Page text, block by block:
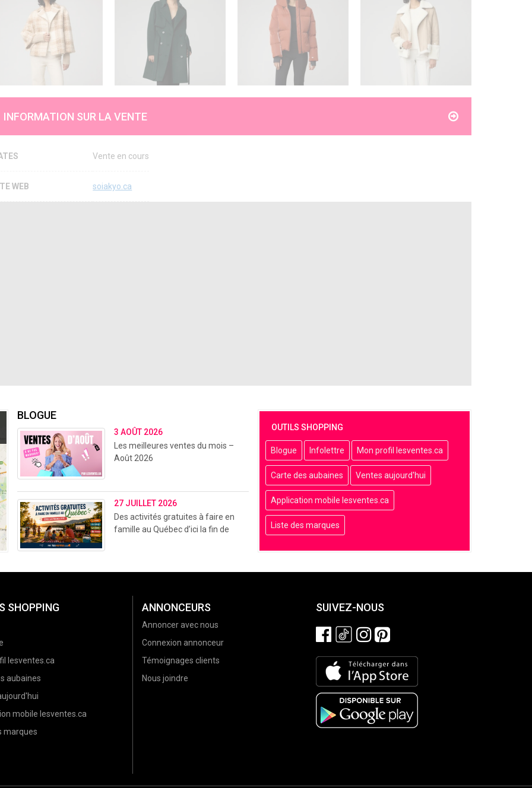
INFORMATION SUR LA VENTE
Vente en cours
WEB soiakyo.ca
OUTILS SHOPPING
Blogue Infolettre Mon profil lesventes.ca
Carte des aubaines Ventes aujourd'hui
Application mobile lesventes.ca
Liste des marques
BLOGUE
3 AOÛT 2026
Les meilleures ventes du mois –
Août 2026
27 JUILLET 2026
Des activités gratuites à faire en
famille au Québec d’ici la fin de
SHOPPING
lesventes.ca
aubaines
mobile lesventes.ca
marques
ANNONCEURS
Annoncer avec nous
Connexion annonceur
Témoignages clients
Nous joindre
SUIVEZ-NOUS